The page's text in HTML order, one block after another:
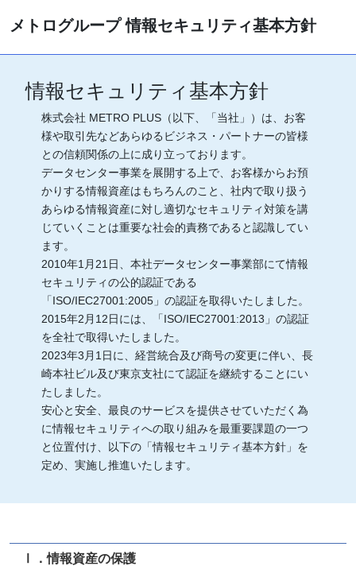
メトログループ 情報セキュリティ基本方針
情報セキュリティ基本方針
株式会社 METRO PLUS（以下、「当社」）は、お客
様や取引先などあらゆるビジネス・パートナーの皆様
との信頼関係の上に成り立っております。
データセンター事業を展開する上で、お客様からお預
かりする情報資産はもちろんのこと、社内で取り扱う
あらゆる情報資産に対し適切なセキュリティ対策を講
じていくことは重要な社会的責務であると認識してい
ます。
2010年1月21日、本社データセンター事業部にて情報
セキュリティの公的認証である
「ISO/IEC27001:2005」の認証を取得いたしました。
2015年2月12日には、「ISO/IEC27001:2013」の認証
を全社で取得いたしました。
2023年3月1日に、経営統合及び商号の変更に伴い、長
崎本社ビル及び東京支社にて認証を継続することにい
たしました。
安心と安全、最良のサービスを提供させていただく為
に情報セキュリティへの取り組みを最重要課題の一つ
と位置付け、以下の「情報セキュリティ基本方針」を
定め、実施し推進いたします。
Ⅰ．情報資産の保護